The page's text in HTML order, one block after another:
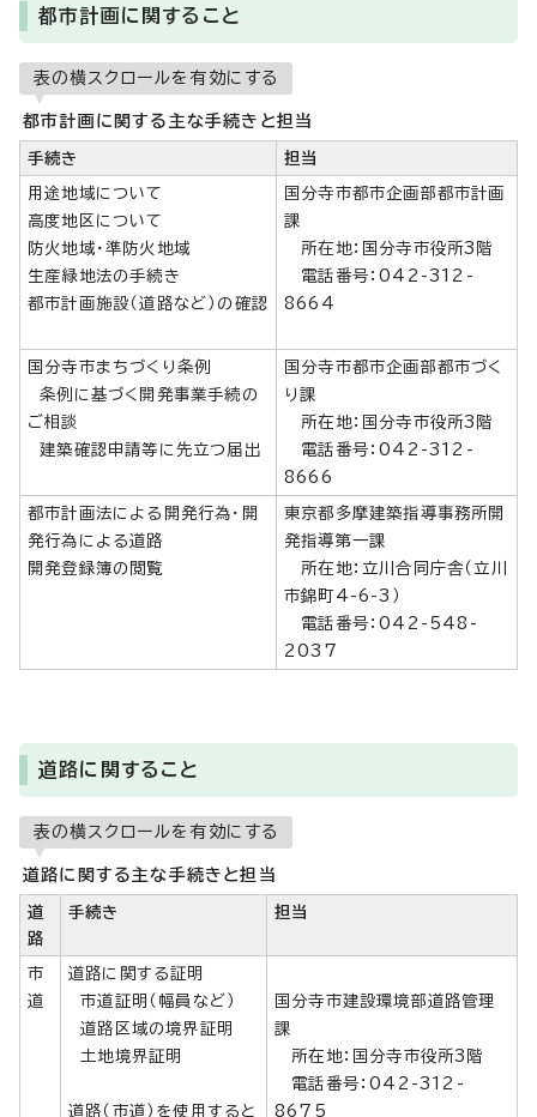
都市計画に関すること
表の横スクロールを有効にする
都市計画に関する主な手続きと担当
手続き 担当
用途地域について
高度地区について
防火地域・準防火地域
生産緑地法の手続き
都市計画施設（道路など）の確認
国分寺市都市企画部都市計画
課
所在地：国分寺市役所3階
電話番号：042-312-
8664
国分寺市まちづくり条例
条例に基づく開発事業手続の
ご相談
建築確認申請等に先立つ届出
国分寺市都市企画部都市づく
り課
所在地：国分寺市役所3階
電話番号：042-312-
8666
都市計画法による開発行為・開
発行為による道路
開発登録簿の閲覧
東京都多摩建築指導事務所開
発指導第一課
所在地：立川合同庁舎（立川
市錦町4-6-3）
電話番号：042-548-
2037
道路に関すること
表の横スクロールを有効にする
道路に関する主な手続きと担当
道
路
手続き 担当
市
道
道路に関する証明
市道証明（幅員など）
道路区域の境界証明
土地境界証明
道路（市道）を使用すると
国分寺市建設環境部道路管理
課
所在地：国分寺市役所3階
電話番号：042-312-
8675